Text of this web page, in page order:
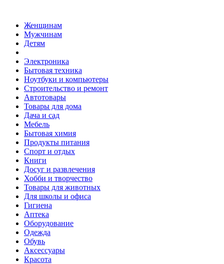
Женщинам
Мужчинам
Детям
Электроника
Бытовая техника
Ноутбуки и компьютеры
Строительство и ремонт
Автотовары
Товары для дома
Дача и сад
Мебель
Бытовая химия
Продукты питания
Спорт и отдых
Книги
Досуг и развлечения
Хобби и творчество
Товары для животных
Для школы и офиса
Гигиена
Аптека
Оборудование
Одежда
Обувь
Аксессуары
Красота